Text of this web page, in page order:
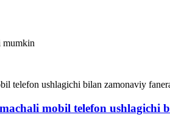
mumkin
mobil telefon ushlagichi